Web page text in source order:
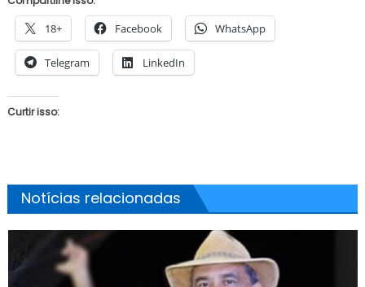
18+ Facebook WhatsApp
Telegram LinkedIn
Curtir isso:
Notícias relacionadas